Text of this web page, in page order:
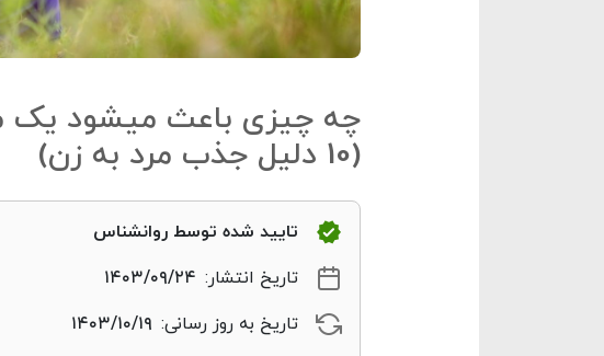
چه چیزی باعث میشود یک
(10 دلیل جذب مرد به زن)
تایید شده توسط روانشناس
تاریخ انتشار: ۱۴۰۳/۰۹/۲۴
تاریخ به روز رسانی: ۱۴۰۳/۱۰/۱۹